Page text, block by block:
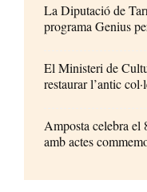
La Diputació de
programa Genius
El Ministeri de
restaurar l’antic
Amposta celebra el
amb actes